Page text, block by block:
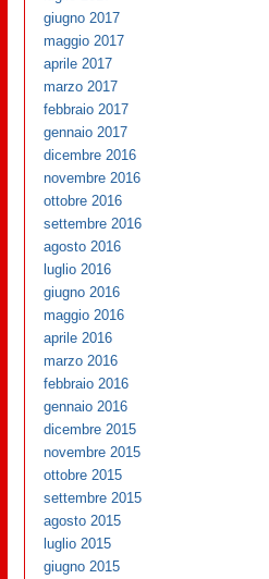
giugno 2017
maggio 2017
aprile 2017
marzo 2017
febbraio 2017
gennaio 2017
dicembre 2016
novembre 2016
ottobre 2016
settembre 2016
agosto 2016
luglio 2016
giugno 2016
maggio 2016
aprile 2016
marzo 2016
febbraio 2016
gennaio 2016
dicembre 2015
novembre 2015
ottobre 2015
settembre 2015
agosto 2015
luglio 2015
giugno 2015